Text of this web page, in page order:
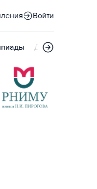
Войти
Дни открытых